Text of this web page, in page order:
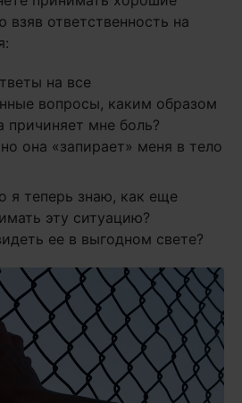
ответственность на
на все
вопросы, каким образом
причиняет мне боль?
она «запирает» меня в тело
я теперь знаю, как еще
эту ситуацию?
ее в выгодном свете?